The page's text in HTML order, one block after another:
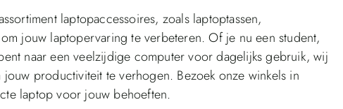
laptopaccessoires, zoals laptoptassen,
jouw laptopervaring te verbeteren. Of je nu een student,
naar een veelzijdige computer voor dagelijks gebruik, wij
productiviteit te verhogen. Bezoek onze winkels in
laptop voor jouw behoeften.